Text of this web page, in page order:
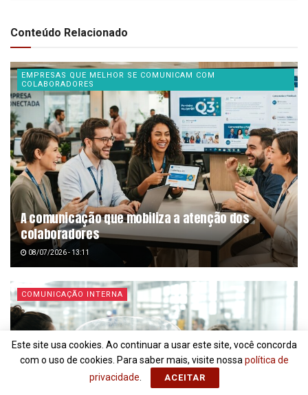
Conteúdo Relacionado
EMPRESAS QUE MELHOR SE COMUNICAM COM
COLABORADORES
A comunicação que mobiliza a atenção dos
colaboradores
08/07/2026 - 13:11
COMUNICAÇÃO INTERNA
Este site usa cookies. Ao continuar a usar este site, você concorda
com o uso de cookies. Para saber mais, visite nossa política de
privacidade
ACEITAR